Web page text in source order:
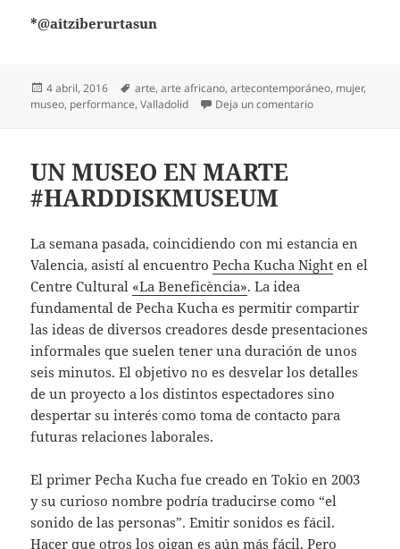
*@aitziberurtasun
Publicado
el
4 abril, 2016 Etiquetas
arte,arte africano,artecontemporáneo, mujer,
museo, performance,Valladolid Deja un comentarioen
UN MUSEO EN MARTE
#HARDDISKMUSEUM
La semana pasada, coincidiendo con mi estancia en
Valencia, asistí al encuentroPecha Kucha Night en el
Centre Cultural «La Beneficència». La idea
fundamental de Pecha Kucha es permitir compartir
las ideas de diversos creadores desde presentaciones
informales que suelen tener una duración de unos
seis minutos. El objetivo no es desvelar los detalles
de un proyecto a los distintos espectadores sino
despertar su interés como toma de contacto para
futuras relaciones laborales.
El primer Pecha Kucha fue creado en Tokio en 2003
y su curioso nombre podría traducirse como “el
sonido de las personas”. Emitir sonidos es fácil.
Hacer que otros los oigan es aún más fácil. Pero